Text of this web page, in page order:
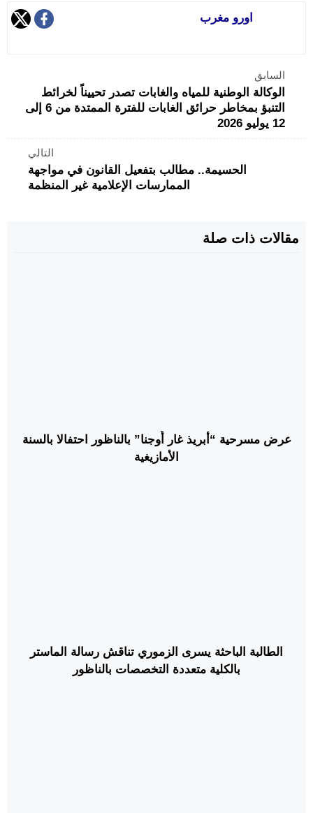
اورو مغرب
السابق
الوكالة الوطنية للمياه والغابات تصدر تحييناً لخرائط
التنبؤ بمخاطر حرائق الغابات للفترة الممتدة من 6 إلى
12 يوليو 2026
التالي
الحسيمة.. مطالب بتفعيل القانون في مواجهة
الممارسات الإعلامية غير المنظمة
مقالات ذات صلة
عرض مسرحية “أبريذ غار أُوجنا” بالناظور احتفالا بالسنة
الأمازيغية
الطالبة الباحثة يسرى الزموري تناقش رسالة الماستر
بالكلية متعددة التخصصات بالناظور